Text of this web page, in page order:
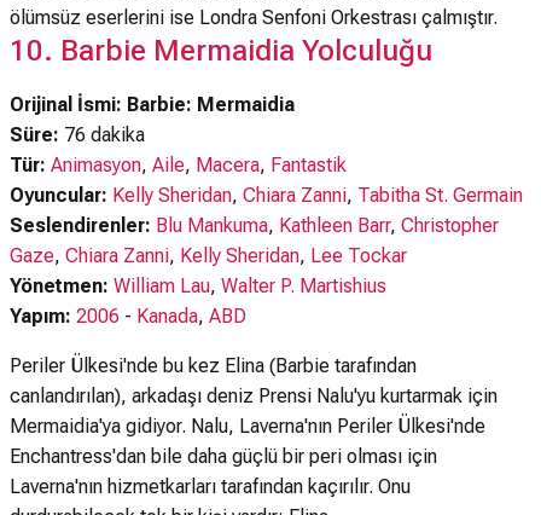
ölümsüz eserlerini ise Londra Senfoni Orkestrası çalmıştır.
10. Barbie Mermaidia Yolculuğu
Orijinal İsmi: Barbie: Mermaidia
Süre: 76 dakika
Tür: Animasyon, Aile, Macera, Fantastik
Oyuncular: Kelly Sheridan, Chiara Zanni, Tabitha St. Germain
Seslendirenler: Blu Mankuma, Kathleen Barr, Christopher
Gaze, Chiara Zanni, Kelly Sheridan, Lee Tockar
Yönetmen: William Lau, Walter P. Martishius
Yapım: 2006 - Kanada, ABD
Periler Ülkesi'nde bu kez Elina (Barbie tarafından
canlandırılan), arkadaşı deniz Prensi Nalu'yu kurtarmak için
Mermaidia'ya gidiyor. Nalu, Laverna'nın Periler Ülkesi'nde
Enchantress'dan bile daha güçlü bir peri olması için
Laverna'nın hizmetkarları tarafından kaçırılır. Onu